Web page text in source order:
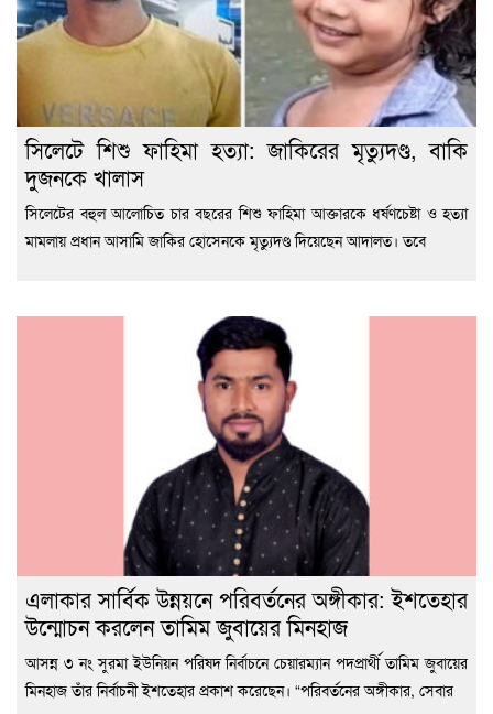
সিলেটে শিশু ফাহিমা হত্যা: জাকিরের মৃত্যুদণ্ড, বাকি
দুজনকে খালাস
সিলেটের বহুল আলোচিত চার বছরের শিশু ফাহিমা আক্তারকে ধর্ষণচেষ্টা ও হত্যা
মামলায় প্রধান আসামি জাকির হোসেনকে মৃত্যুদণ্ড দিয়েছেন আদালত। তবে
এলাকার সার্বিক উন্নয়নে পরিবর্তনের অঙ্গীকার: ইশতেহার
উন্মোচন করলেন তামিম জুবায়ের মিনহাজ
আসন্ন ৩ নং সুরমা ইউনিয়ন পরিষদ নির্বাচনে চেয়ারম্যান পদপ্রার্থী তামিম জুবায়ের
মিনহাজ তাঁর নির্বাচনী ইশতেহার প্রকাশ করেছেন। “পরিবর্তনের অঙ্গীকার, সেবার